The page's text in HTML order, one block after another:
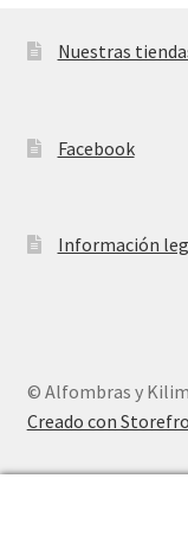
Nuestras
Facebook
Información
© Alfombras y
Creado con